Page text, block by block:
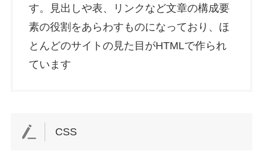
す。見出しや表、リンクなど文章の構成要
素の役割をあらわすものになっており、ほ
とんどのサイトの見た目がHTMLで作られ
ています
CSS